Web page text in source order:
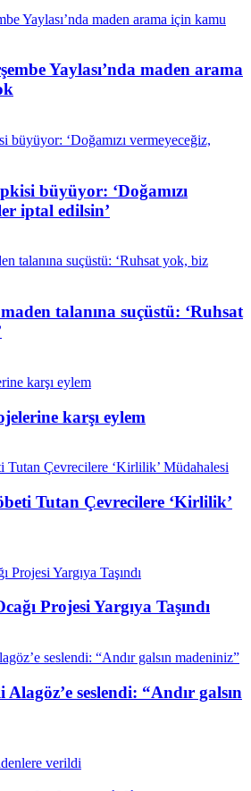
Yaylası’nda maden arama
büyüyor: ‘Doğamızı
iptal edilsin’
talanına suçüstü: ‘Ruhsat
karşı eylem
Tutan Çevrecilere ‘Kirlilik’
Projesi Yargıya Taşındı
seslendi: “Andır galsın